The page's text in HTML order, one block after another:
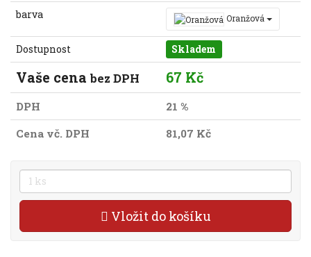
barva Oranžová
Dostupnost Skladem
Vaše cena bez DPH 67 Kč
DPH
21 %
Cena vč. DPH
81,07 Kč
Vložit do košíku